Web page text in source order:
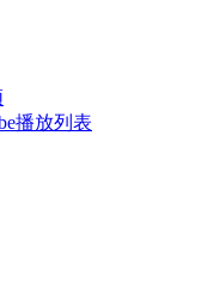
播放列表